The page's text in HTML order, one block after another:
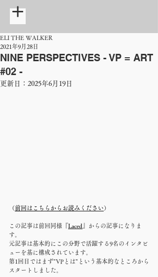
NINE PERSPECTIVES - VP = ART
#02 -
ELI THE WALKER
2021年9月28日
更新日： 2025年6月19日
（前回はこちらからお読みください）
この記事は前回同様『Laced 』からの記事になりま
す。
元記事は基本的にこの分野で活躍する9名のインタビ
ューを基に構成されています。
第1回目ではまず"VPとは"という基本的なところから
スタートしました。